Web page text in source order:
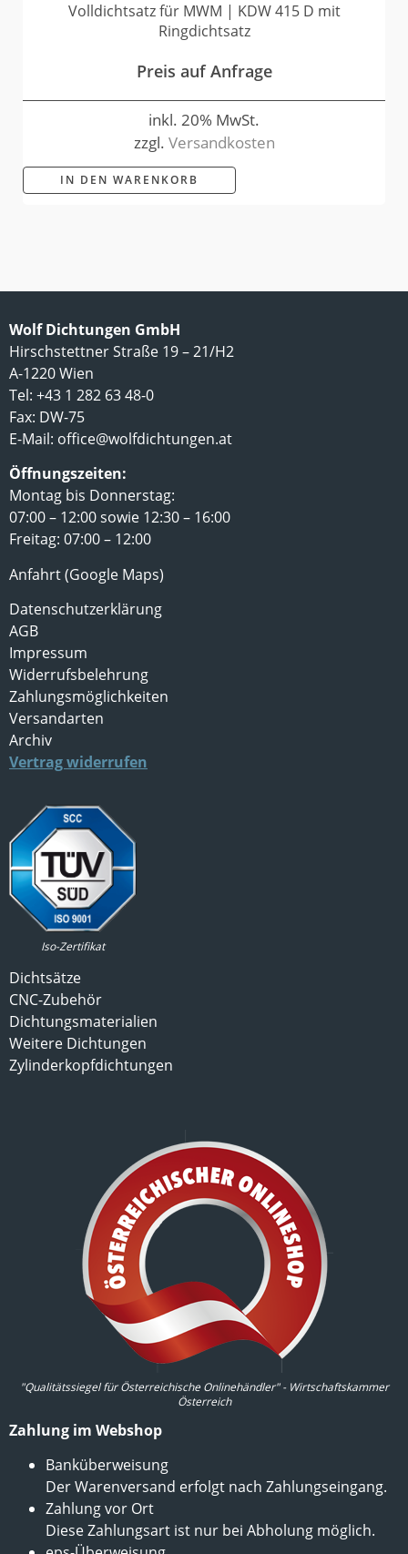
Volldichtsatz für MWM | KDW 415 D mit
Ringdichtsatz
Preis auf Anfrage
inkl. 20% MwSt.
zzgl. Versandkosten
IN DEN WARENKORB
Wolf Dichtungen GmbH
Hirschstettner Straße 19 – 21/H2
A-1220 Wien
Tel: +43 1 282 63 48-0
Fax: DW-75
E-Mail: office@wolfdichtungen.at
Öffnungszeiten:
Montag bis Donnerstag:
07:00 – 12:00 sowie 12:30 – 16:00
Freitag: 07:00 – 12:00
Anfahrt (Google Maps)
Datenschutzerklärung
AGB
Impressum
Widerrufsbelehrung
Zahlungsmöglichkeiten
Versandarten
Archiv
Vertrag widerrufen
Iso-Zertifikat
Dichtsätze
CNC-Zubehör
Dichtungsmaterialien
Weitere Dichtungen
Zylinderkopfdichtungen
"Qualitätssiegel für Österreichische Onlinehändler" - Wirtschaftskammer
Österreich
Zahlung im Webshop
Banküberweisung
Der Warenversand erfolgt nach Zahlungseingang.
Zahlung vor Ort
Diese Zahlungsart ist nur bei Abholung möglich.